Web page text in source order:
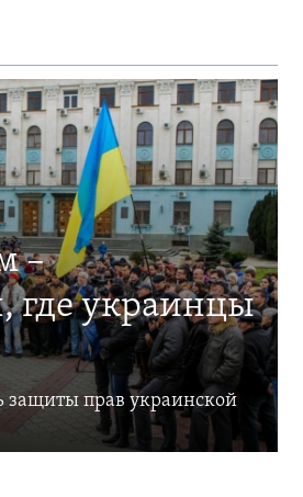
–
где украинцы
защиты прав украинской